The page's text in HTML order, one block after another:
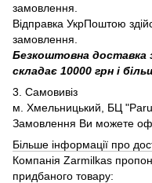
замовлення.
Відправка УкрПоштою
замовлення.
Безкоштовна доставка
складає 10000 грн і
3. Самовивіз
м. Хмельницький, БЦ
Замовлення Ви можете
Більше інформації про
Компанія Zarmilkas
придбаного товару: